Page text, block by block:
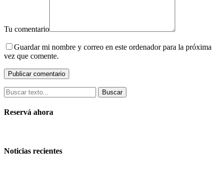
Tu comentario
Guardar mi nombre y correo en este ordenador para la próxima
vez que comente.
Buscar
Reservá ahora
Noticias recientes